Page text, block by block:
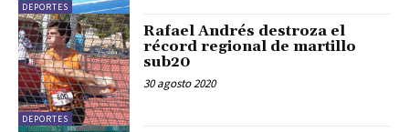
DEPORTES
DEPORTES
Rafael Andrés destroza el
récord regional de martillo
sub20
30 agosto 2020